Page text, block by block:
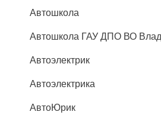
Автошкола
Автошкола ГАУ ДПО ВО
Автоэлектрик
Автоэлектрика
АвтоЮрик